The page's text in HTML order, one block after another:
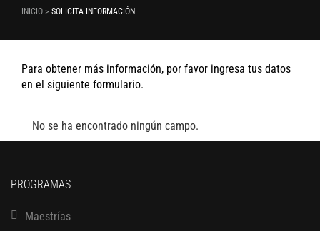
INICIO > SOLICITA INFORMACIÓN
Para obtener más información, por favor ingresa tus datos
en el siguiente formulario.
No se ha encontrado ningún campo.
PROGRAMAS
Maestrías